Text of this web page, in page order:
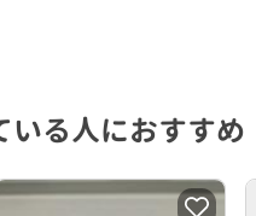
いる人におすすめ